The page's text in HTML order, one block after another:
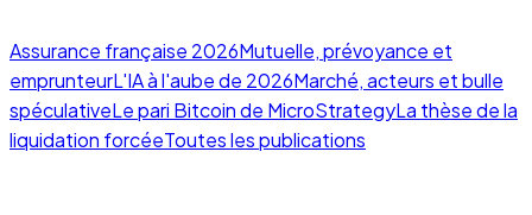
Assurance française 2026Mutuelle, prévoyance et
emprunteurL'IA à l'aube de 2026Marché, acteurs et bulle
spéculativeLe pari Bitcoin de MicroStrategyLa thèse de la
liquidation forcéeToutes les publications